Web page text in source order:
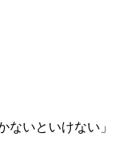
ないといけない」